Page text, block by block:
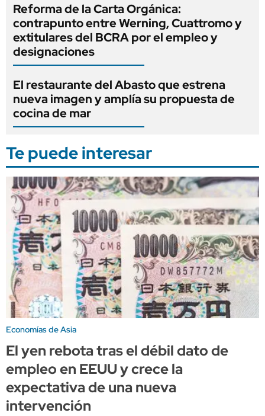
Reforma de la Carta Orgánica:
contrapunto entre Werning, Cuattromo y
extitulares del BCRA por el empleo y
designaciones
El restaurante del Abasto que estrena
nueva imagen y amplía su propuesta de
cocina de mar
Te puede interesar
Economías de Asia
El yen rebota tras el débil dato de
empleo en EEUU y crece la
expectativa de una nueva
intervención